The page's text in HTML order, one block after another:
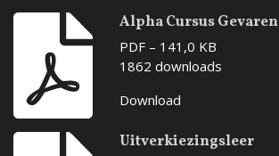
Alpha Cursus Gevaren
PDF – 141,0 KB
1862 downloads
Download
Uitverkiezingsleer